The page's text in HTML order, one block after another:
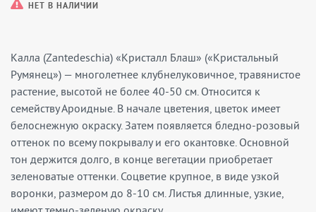
НЕТ В НАЛИЧИИ
Калла (Zantedeschia) «Кристалл Блаш» («Кристальный
Румянец») — многолетнее клубнелуковичное, травянистое
растение, высотой не более 40-50 см. Относится к
семейству Ароидные. В начале цветения, цветок имеет
белоснежную окраску. Затем появляется бледно-розовый
оттенок по всему покрывалу и его окантовке. Основной
тон держится долго, в конце вегетации приобретает
зеленоватые оттенки. Соцветие крупное, в виде узкой
воронки, размером до 8-10 см. Листья длинные, узкие,